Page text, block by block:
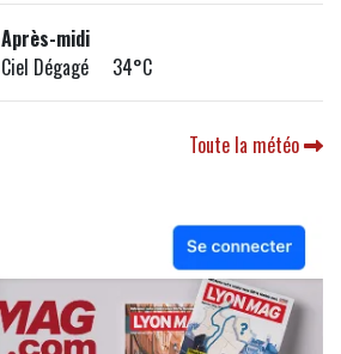
Après-midi
Ciel Dégagé 34°C
Toute la météo